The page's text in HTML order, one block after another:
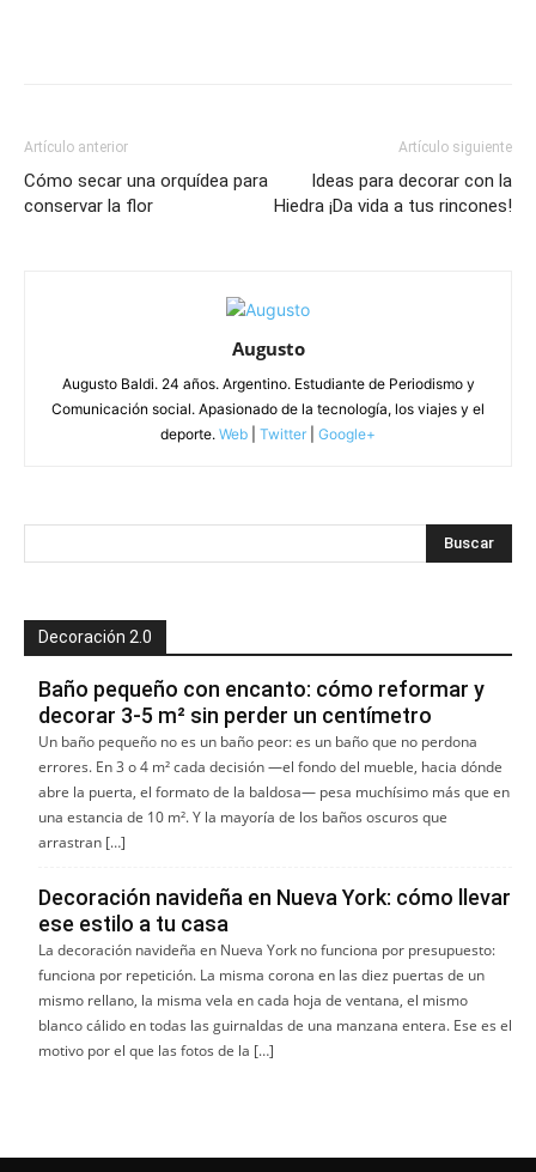
Artículo anterior
Cómo secar una orquídea para
conservar la flor
Artículo siguiente
Ideas para decorar con la
Hiedra ¡Da vida a tus rincones!
Augusto
Augusto Baldi. 24 años. Argentino. Estudiante de Periodismo y
Comunicación social. Apasionado de la tecnología, los viajes y el
deporte. Web Twitter Google+
Decoración 2.0
Baño pequeño con encanto: cómo reformar y
decorar 3-5 m² sin perder un centímetro
Un baño pequeño no es un baño peor: es un baño que no perdona
errores. En 3 o 4 m² cada decisión —el fondo del mueble, hacia dónde
abre la puerta, el formato de la baldosa— pesa muchísimo más que en
una estancia de 10 m². Y la mayoría de los baños oscuros que
arrastran […]
Decoración navideña en Nueva York: cómo llevar
ese estilo a tu casa
La decoración navideña en Nueva York no funciona por presupuesto:
funciona por repetición. La misma corona en las diez puertas de un
mismo rellano, la misma vela en cada hoja de ventana, el mismo
blanco cálido en todas las guirnaldas de una manzana entera. Ese es el
motivo por el que las fotos de la […]